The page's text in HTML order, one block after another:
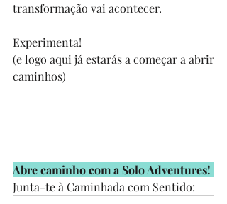
transformação vai acontecer.
Experimenta!
(e logo aqui já estarás a começar a abrir
caminhos)
Abre caminho com a Solo Adventures!
Junta-te à Caminhada com Sentido: